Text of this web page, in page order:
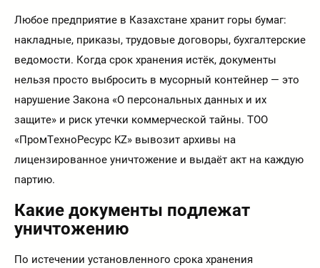
Любое предприятие в Казахстане хранит горы бумаг:
накладные, приказы, трудовые договоры, бухгалтерские
ведомости. Когда срок хранения истёк, документы
нельзя просто выбросить в мусорный контейнер — это
нарушение Закона «О персональных данных и их
защите» и риск утечки коммерческой тайны. ТОО
«ПромТехноРесурс KZ» вывозит архивы на
лицензированное уничтожение и выдаёт акт на каждую
партию.
Какие документы подлежат
уничтожению
По истечении установленного срока хранения